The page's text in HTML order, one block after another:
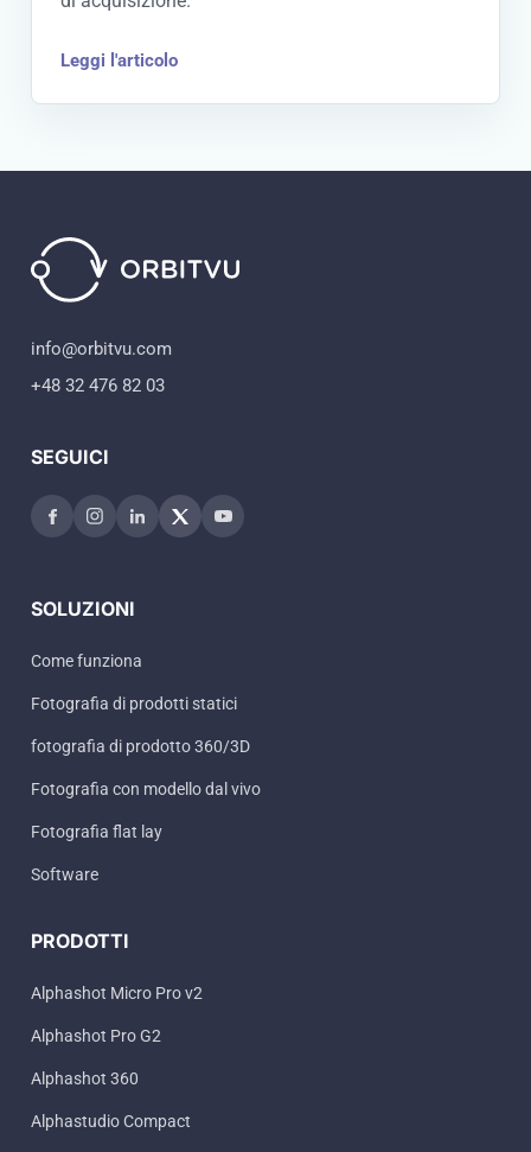
Leggi l'articolo
info@orbitvu.com
+48 32 476 82 03
SEGUICI
SOLUZIONI
Come funziona
Fotografia di prodotti statici
fotografia di prodotto 360/3D
Fotografia con modello dal vivo
Fotografia flat lay
Software
PRODOTTI
Alphashot Micro Pro v2
Alphashot Pro G2
Alphashot 360
Alphastudio Compact